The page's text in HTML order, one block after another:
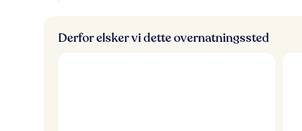
Derfor elsker vi dette overnatningssted